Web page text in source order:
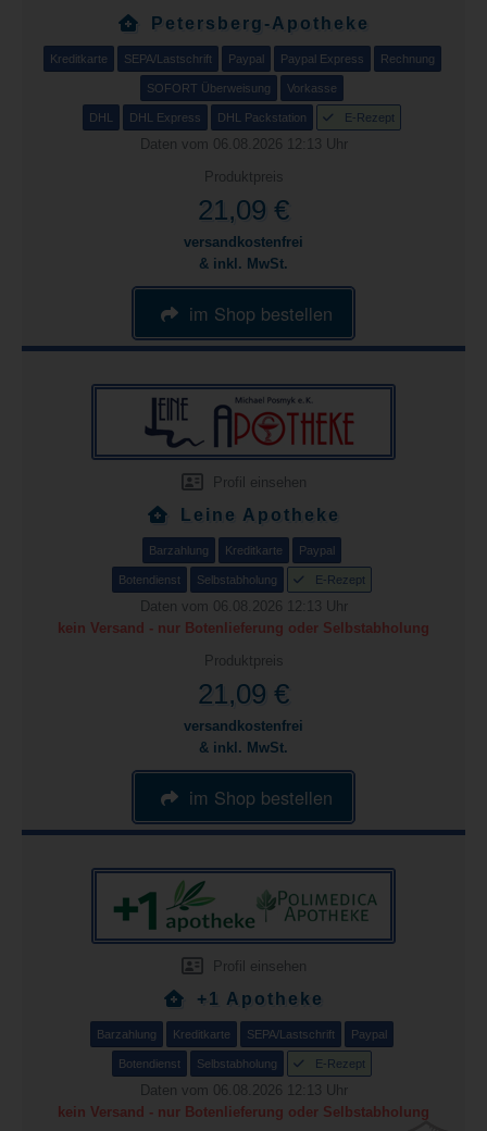
Petersberg-Apotheke
Kreditkarte SEPA/Lastschrift Paypal Paypal Express Rechnung
SOFORT Überweisung Vorkasse
DHL DHL Express DHL Packstation E-Rezept
Daten vom 06.08.2026 12:13 Uhr
Produktpreis
21,09 €
versandkostenfrei
& inkl. MwSt.
im Shop bestellen
Profil einsehen
Leine Apotheke
Barzahlung Kreditkarte Paypal
Botendienst Selbstabholung E-Rezept
Daten vom 06.08.2026 12:13 Uhr
kein Versand - nur Botenlieferung oder Selbstabholung
Produktpreis
21,09 €
versandkostenfrei
& inkl. MwSt.
im Shop bestellen
Profil einsehen
+1 Apotheke
Barzahlung Kreditkarte SEPA/Lastschrift Paypal
Botendienst Selbstabholung E-Rezept
Daten vom 06.08.2026 12:13 Uhr
kein Versand - nur Botenlieferung oder Selbstabholung